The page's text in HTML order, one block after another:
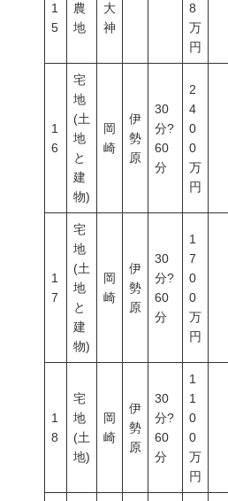
1
5
農
地
大
神
8
万
円
1
6
宅
地
(土
地
と
建
物)
岡
崎
伊
勢
原
30
分?
60
分
2
4
0
0
万
円
1
7
宅
地
(土
地
と
建
物)
岡
崎
伊
勢
原
30
分?
60
分
1
7
0
0
万
円
1
8
宅
地
(土
地)
岡
崎
伊
勢
原
30
分?
60
分
1
1
0
0
万
円